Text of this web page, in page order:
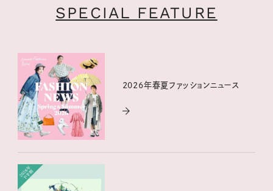
SPECIAL FEATURE
2026年春夏ファッションニュース